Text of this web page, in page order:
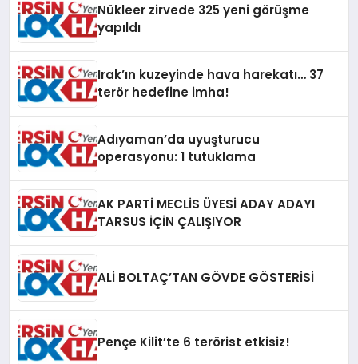
Nükleer zirvede 325 yeni görüşme
yapıldı
Irak’ın kuzeyinde hava harekatı… 37
terör hedefine imha!
Adıyaman’da uyuşturucu
operasyonu: 1 tutuklama
AK PARTİ MECLİS ÜYESİ ADAY ADAYI
TARSUS İÇİN ÇALIŞIYOR
ALİ BOLTAÇ’TAN GÖVDE GÖSTERİSİ
Pençe Kilit’te 6 terörist etkisiz!